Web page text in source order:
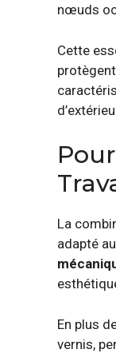
nœuds
Cette
La
adapté
En plus
vernis,